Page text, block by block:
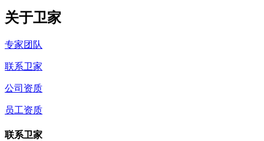
关于卫家
专家团队
联系卫家
公司资质
员工资质
联系卫家